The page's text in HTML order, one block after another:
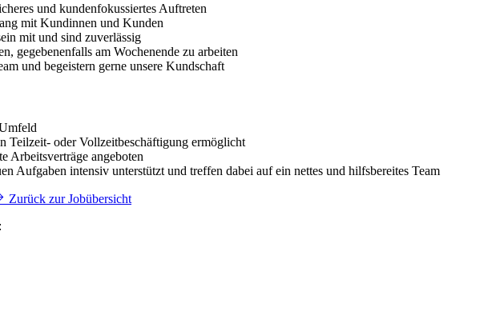
und kundenfokussiertes Auftreten
mit Kundinnen und Kunden
mit und sind zuverlässig
gegebenenfalls am Wochenende zu arbeiten
und begeistern gerne unsere Kundschaft
Teilzeit- oder Vollzeitbeschäftigung ermöglicht
Arbeitsverträge angeboten
Aufgaben intensiv unterstützt und treffen dabei auf ein nettes und hilfsbereites Team
Zurück zur Jobübersicht